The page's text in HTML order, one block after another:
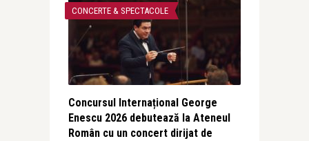
CONCERTE & SPECTACOLE
Concursul Internațional George
Enescu 2026 debutează la Ateneul
Român cu un concert dirijat de